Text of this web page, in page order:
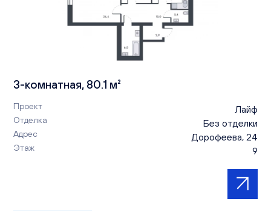
3-комнатная, 80.1 м²
Проект Лайф
Отделка Без отделки
Адрес Дорофеева, 24
Этаж 9